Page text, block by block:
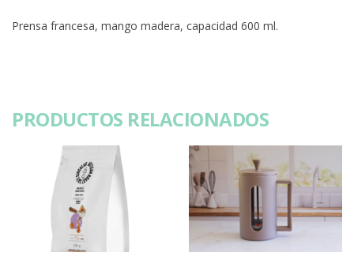
Prensa francesa, mango madera, capacidad 600 ml.
PRODUCTOS RELACIONADOS